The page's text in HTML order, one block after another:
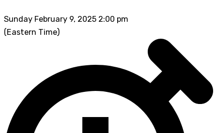
Sunday February 9, 2025 2:00 pm
(Eastern Time)